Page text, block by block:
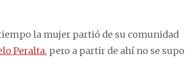
la mujer partió de su comunidad
Peralta, pero a partir de ahí no se supo